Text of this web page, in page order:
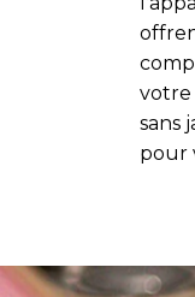
votre
sans
pour